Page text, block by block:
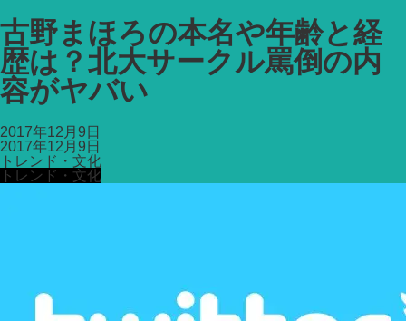
古野まほろの本名や年齢と経
歴は？北大サークル罵倒の内
容がヤバい
2017年12月9日
2017年12月9日
トレンド・文化
トレンド・文化